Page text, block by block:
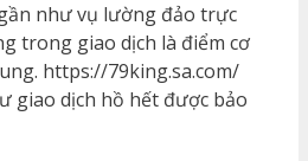
như vụ lường đảo trực
trong giao dịch là điểm cơ
https://79king.sa.com/
giao dịch hồ hết được bảo